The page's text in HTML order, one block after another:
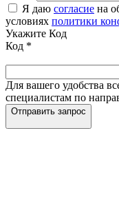
Я даю согласие на
условиях политики
Укажите Код
Код *
Для вашего удобства
специалистам по
Отправить запрос